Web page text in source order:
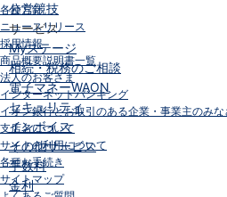
公営競技
サービス
Myステージ
相続・税務のご相談
電子マネーWAON
セキュリティ
インボイス
その他サービス
手数料
金利
各種方針
ニュースリリース
採用情報
商品概要説明書一覧
法人のお客さま
インターネットバンキング
イオン銀行とお取引のある企業・事業主のみな
支店名について
サイトの利用について
各種お手続き
サイトマップ